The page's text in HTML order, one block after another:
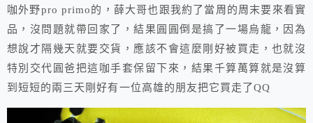
咖外野pro primo的，薛大哥也跟我約了當周的周末要來看實
品，沒問題就帶回家了，結果圓圓倒是搞了一場烏龍，因為
想說才隔幾天就要交貨，應該不會這麼剛好被買走，也就沒
特別交代圓爸把這咖手套保留下來，結果千算萬算就是沒算
到短短的兩三天剛好有一位高雄的朋友把它買走了QQ